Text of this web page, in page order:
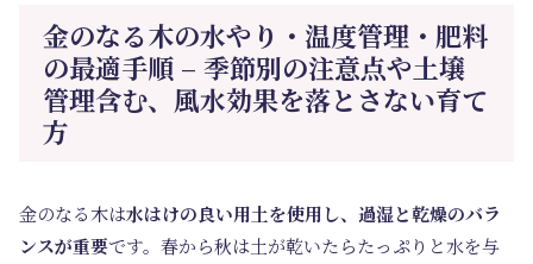
金のなる木の水やり・温度管理・肥料
の最適手順 – 季節別の注意点や土壌
管理含む、風水効果を落とさない育て
方
金のなる木は水はけの良い用土を使用し、過湿と乾燥のバラ
ンスが重要です。春から秋は土が乾いたらたっぷりと水を与